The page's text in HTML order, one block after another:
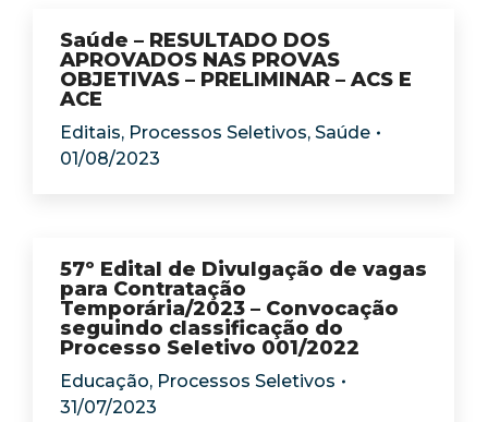
Saúde – RESULTADO DOS
APROVADOS NAS PROVAS
OBJETIVAS – PRELIMINAR – ACS E
ACE
Editais, Processos Seletivos, Saúde
01/08/2023
57º Edital de Divulgação de vagas
para Contratação
Temporária/2023 – Convocação
seguindo classificação do
Processo Seletivo 001/2022
Educação, Processos Seletivos
31/07/2023